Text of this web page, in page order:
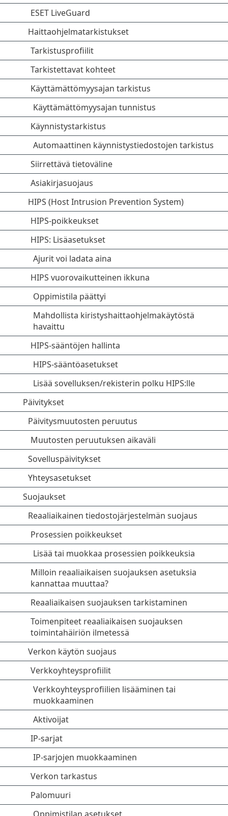
ESET LiveGuard
Haittaohjelmatarkistukset
Tarkistusprofiilit
Tarkistettavat kohteet
Käyttämättömyysajan tarkistus
Käyttämättömyysajan tunnistus
Käynnistystarkistus
Automaattinen käynnistystiedostojen tarkistus
Siirrettävä tietoväline
Asiakirjasuojaus
HIPS (Host Intrusion Prevention System)
HIPS-poikkeukset
HIPS: Lisäasetukset
Ajurit voi ladata aina
HIPS vuorovaikutteinen ikkuna
Oppimistila päättyi
Mahdollista kiristyshaittaohjelmakäytöstä
havaittu
HIPS-sääntöjen hallinta
HIPS-sääntöasetukset
Lisää sovelluksen/rekisterin polku HIPS:lle
Päivitykset
Päivitysmuutosten peruutus
Muutosten peruutuksen aikaväli
Sovelluspäivitykset
Yhteysasetukset
Suojaukset
Reaaliaikainen tiedostojärjestelmän suojaus
Prosessien poikkeukset
Lisää tai muokkaa prosessien poikkeuksia
Milloin reaaliaikaisen suojauksen asetuksia
kannattaa muuttaa?
Reaaliaikaisen suojauksen tarkistaminen
Toimenpiteet reaaliaikaisen suojauksen
toimintahäiriön ilmetessä
Verkon käytön suojaus
Verkkoyhteysprofiilit
Verkkoyhteysprofiilien lisääminen tai
muokkaaminen
Aktivoijat
IP-sarjat
IP-sarjojen muokkaaminen
Verkon tarkastus
Palomuuri